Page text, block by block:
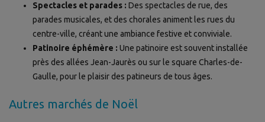
Spectacles et parades : Des spectacles de rue, des
parades musicales, et des chorales animent les rues du
centre-ville, créant une ambiance festive et conviviale.
Patinoire éphémère : Une patinoire est souvent installée
près des allées Jean-Jaurès ou sur le square Charles-de-
Gaulle, pour le plaisir des patineurs de tous âges.
Autres marchés de Noël